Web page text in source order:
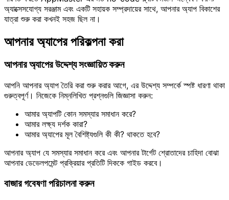
অ্যাক্সেসযোগ্য সরঞ্জাম এবং একটি সহায়ক সম্প্রদায়ের সাথে, আপনার অ্যাপ বিকাশের
যাত্রা শুরু করা কখনই সহজ ছিল না।
আপনার অ্যাপের পরিকল্পনা করা
আপনার অ্যাপের উদ্দেশ্য সংজ্ঞায়িত করুন
আপনি আপনার অ্যাপ তৈরি করা শুরু করার আগে, এর উদ্দেশ্য সম্পর্কে স্পষ্ট ধারণা থাকা
গুরুত্বপূর্ণ। নিজেকে নিম্নলিখিত প্রশ্নগুলি জিজ্ঞাসা করুন:
আমার অ্যাপটি কোন সমস্যার সমাধান করে?
আমার লক্ষ্য দর্শক কারা?
আমার অ্যাপের মূল বৈশিষ্ট্যগুলি কী কী? থাকতে হবে?
আপনার অ্যাপ যে সমস্যার সমাধান করে এবং আপনার টার্গেট শ্রোতাদের চাহিদা বোঝা
আপনার ডেভেলপমেন্ট প্রক্রিয়ার প্রতিটি দিককে গাইড করবে।
বাজার গবেষণা পরিচালনা করুন